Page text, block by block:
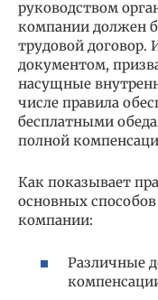
руководством
компании должен
трудовой договор.
документом,
насущные
числе правила
бесплатными
полной
Как показывает
основных
компании:
Различные